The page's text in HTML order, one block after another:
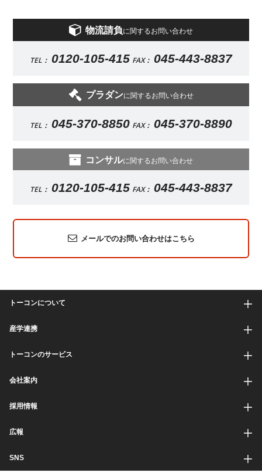
物流請負に関するお問い合わせ
TEL： 0120-105-415 FAX： 045-443-8837
プラダンに関するお問い合わせ
TEL： 045-370-8850 FAX： 045-370-8890
コンサルに関するお問い合わせ
TEL： 0120-105-415 FAX： 045-443-8837
メールでのお問い合わせはこちら
トーコンについて
産学連携
トーコンのサービス
会社案内
採用情報
広報
SNS